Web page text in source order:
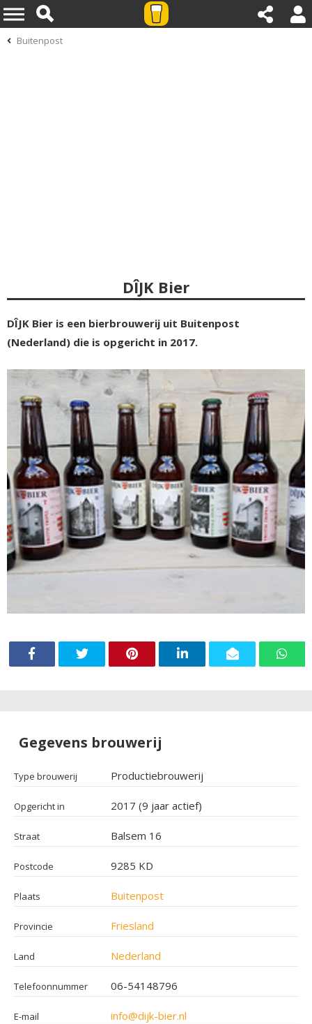
Buitenpost
DÎJK Bier
DÎJK Bier is een bierbrouwerij uit Buitenpost
(Nederland) die is opgericht in 2017.
Gegevens brouwerij
Type brouwerij Productiebrouwerij
Opgericht in 2017 (9 jaar actief)
Straat Balsem 16
Postcode 9285 KD
Plaats Buitenpost
Provincie Friesland
Land Nederland
Telefoonnummer 06-54148796
E-mail info@dijk-bier.nl